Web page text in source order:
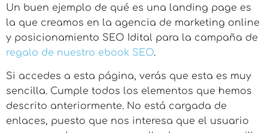
Un buen ejemplo de qué es una landing page es
la que creamos en la agencia de marketing online
y posicionamiento SEO Idital para la campaña de
regalo de nuestro ebook SEO.
Si accedes a esta página, verás que esta es muy
sencilla. Cumple todos los elementos que hemos
descrito anteriormente. No está cargada de
enlaces, puesto que nos interesa que el usuario